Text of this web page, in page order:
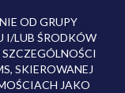
OD GRUPY
I/LUB ŚRODKÓW
SKIEROWANEJ
JAKO